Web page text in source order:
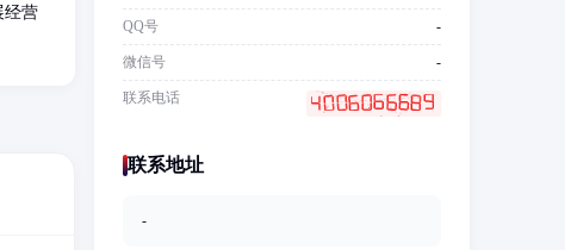
经营
QQ号 -
微信号 -
联系电话
联系地址
-